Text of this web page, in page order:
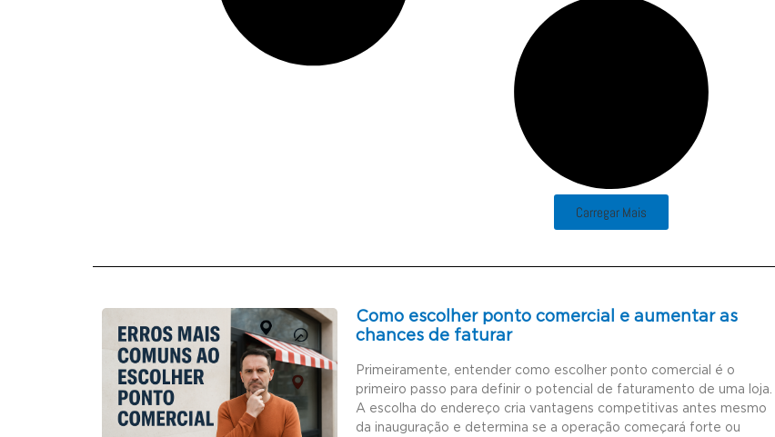
Carregar Mais
Como escolher ponto comercial e aumentar as
chances de faturar
Primeiramente, entender como escolher ponto comercial é o
primeiro passo para definir o potencial de faturamento de uma loja.
A escolha do endereço cria vantagens competitivas antes mesmo
da inauguração e determina se a operação começará forte ou